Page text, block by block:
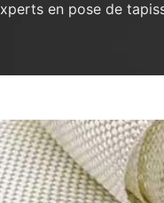
en pose de